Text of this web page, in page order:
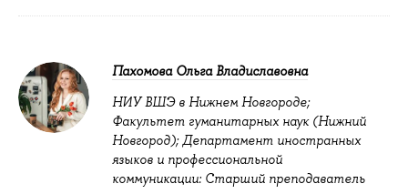
Пахомова Ольга Владиславовна
НИУ ВШЭ в Нижнем Новгороде;
Факультет гуманитарных наук (Нижний
Новгород); Департамент иностранных
языков и профессиональной
коммуникации: Старший преподаватель